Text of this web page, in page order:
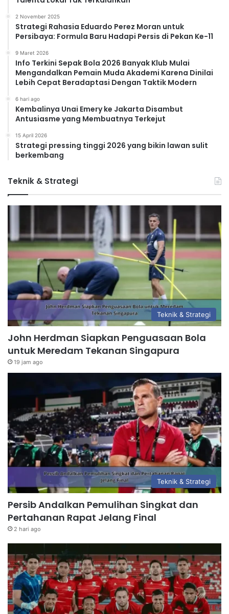
2 November 2025
Strategi Rahasia Eduardo Perez Moran untuk
Persibaya: Formula Baru Hadapi Persis di Pekan Ke-11
9 Maret 2026
Info Terkini Sepak Bola 2026 Banyak Klub Mulai
Mengandalkan Pemain Muda Akademi Karena Dinilai
Lebih Cepat Beradaptasi Dengan Taktik Modern
6 hari ago
Kembalinya Unai Emery ke Jakarta Disambut
Antusiasme yang Membuatnya Terkejut
15 April 2026
Strategi pressing tinggi 2026 yang bikin lawan sulit
berkembang
Teknik & Strategi
Teknik & Strategi
John Herdman Siapkan Penguasaan Bola
untuk Meredam Tekanan Singapura
19 jam ago
Teknik & Strategi
Persib Andalkan Pemulihan Singkat dan
Pertahanan Rapat Jelang Final
2 hari ago